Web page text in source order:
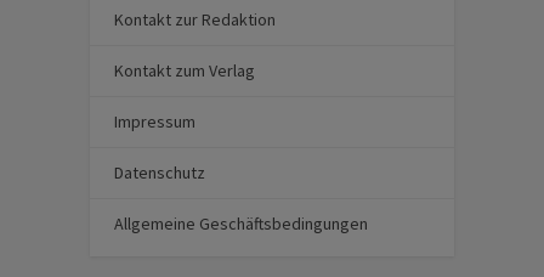
Kontakt zur Redaktion
Kontakt zum Verlag
Impressum
Datenschutz
Allgemeine Geschäftsbedingungen